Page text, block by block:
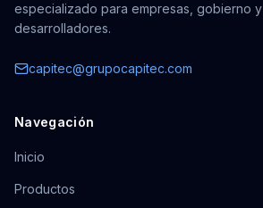
especializado para empresas, gobierno y
desarrolladores.
capitec@grupocapitec.com
Navegación
Inicio
Productos